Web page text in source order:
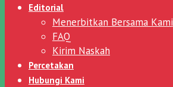
Editorial
Menerbitkan Bersama Kami
FAQ
Kirim Naskah
Percetakan
Hubungi Kami